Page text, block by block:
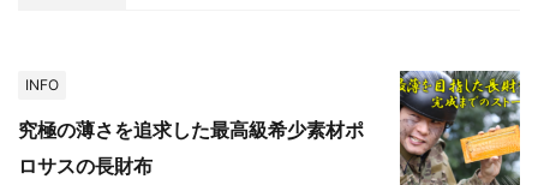
INFO
究極の薄さを追求した最高級希少素材ポ
ロサスの長財布